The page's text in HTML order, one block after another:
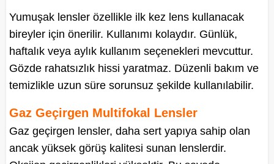
Yumuşak lensler özellikle ilk kez lens kullanacak
bireyler için önerilir. Kullanımı kolaydır. Günlük,
haftalık veya aylık kullanım seçenekleri mevcuttur.
Gözde rahatsızlık hissi yaratmaz. Düzenli bakım ve
temizlikle uzun süre sorunsuz şekilde kullanılabilir.
Gaz Geçirgen Multifokal Lensler
Gaz geçirgen lensler, daha sert yapıya sahip olan
ancak yüksek görüş kalitesi sunan lenslerdir.